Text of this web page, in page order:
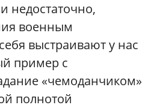
недостаточно,
военным
выстраивают у нас
пример с
«чемоданчиком»
полнотой